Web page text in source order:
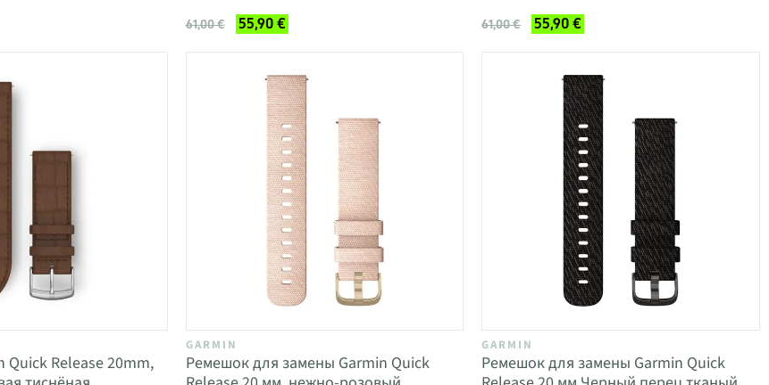
61,00 € 55,90 € 61,00 € 55,90 €
Release 20mm,
GARMIN
Ремешок для замены Garmin Quick
GARMIN
Ремешок для замены Garmin Quick